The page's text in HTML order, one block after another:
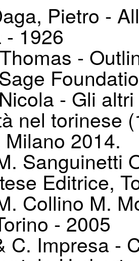
Pietro -
1926
-
- Gli
nel torinese
2014.
Sanguinetti
Editrice,
Collino M.
- 2005
C. Impresa -